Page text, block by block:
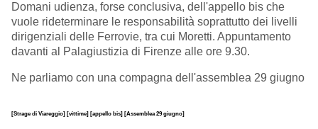
Domani udienza, forse conclusiva, dell'appello bis che
vuole rideterminare le responsabilità soprattutto dei livelli
dirigenziali delle Ferrovie, tra cui Moretti. Appuntamento
davanti al Palagiustizia di Firenze alle ore 9.30.
Ne parliamo con una compagna dell'assemblea 29 giugno
[Strage di Viareggio] [vittime] [appello bis] [Assemblea 29 giugno]